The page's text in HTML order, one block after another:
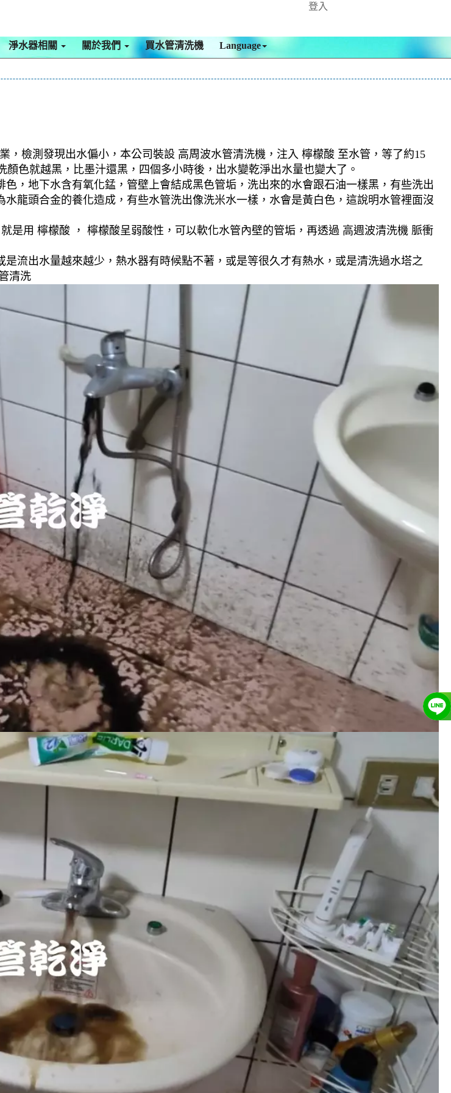
登入
淨水器相關 關於我們 買水管清洗機 Language
檢測發現出水偏小，本公司裝設 高周波水管清洗機，注入 檸檬酸 至水管，等了約15
色就越黑，比墨汁還黑，四個多小時後，出水變乾淨出水量也變大了。
，地下水含有氧化錳，管壁上會結成黑色管垢，洗出來的水會跟石油一樣黑，有些洗出
龍頭合金的養化造成，有些水管洗出像洗米水一樣，水會是黃白色，這說明水管裡面沒
是用 檸檬酸 ， 檸檬酸呈弱酸性，可以軟化水管內壁的管垢，再透過 高週波清洗機 脈衝
流出水量越來越少，熱水器有時候點不著，或是等很久才有熱水，或是清洗過水塔之
清洗